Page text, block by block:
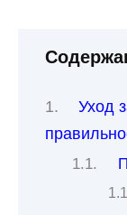
Уход